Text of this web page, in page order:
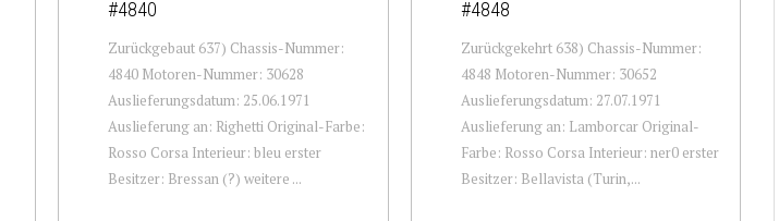
#4840
Zurückgebaut 637) Chassis-Nummer:
4840 Motoren-Nummer: 30628
Auslieferungsdatum: 25.06.1971
Auslieferung an: Righetti Original-Farbe:
Rosso Corsa Interieur: bleu erster
Besitzer: Bressan (?) weitere ...
#4848
Zurückgekehrt 638) Chassis-Nummer:
4848 Motoren-Nummer: 30652
Auslieferungsdatum: 27.07.1971
Auslieferung an: Lamborcar Original-
Farbe: Rosso Corsa Interieur: ner0 erster
Besitzer: Bellavista (Turin,...